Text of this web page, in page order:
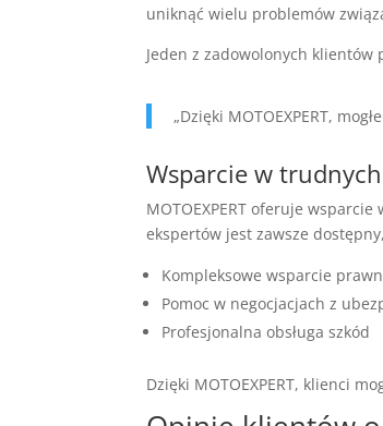
uniknąć wielu problemów
Jeden z zadowolonych klientów
„Dzięki MOTOEXPERT,
Wsparcie w
MOTOEXPERT oferuje
ekspertów jest zawsze
Kompleksowe wsparcie
Pomoc w negocjacjach z
Profesjonalna obsługa szkód
Dzięki MOTOEXPERT, klienci